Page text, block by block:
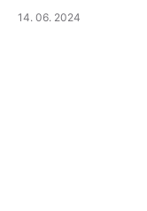
14. 06. 2024